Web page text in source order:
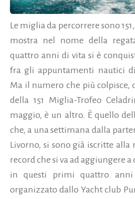
Le miglia da percorrere sono
mostra nel nome della
quattro anni di vita si è
fra gli appuntamenti nautici
Ma il numero che più colpisce,
della 151 Miglia-Trofeo
maggio, è un altro. È quello
che, a una settimana dalla
Livorno, si sono già iscritte alla
record che si va ad aggiungere
in questi primi quattro anni
organizzato dallo Yacht club